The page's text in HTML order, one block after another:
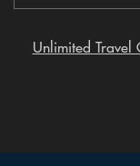
Unlimited